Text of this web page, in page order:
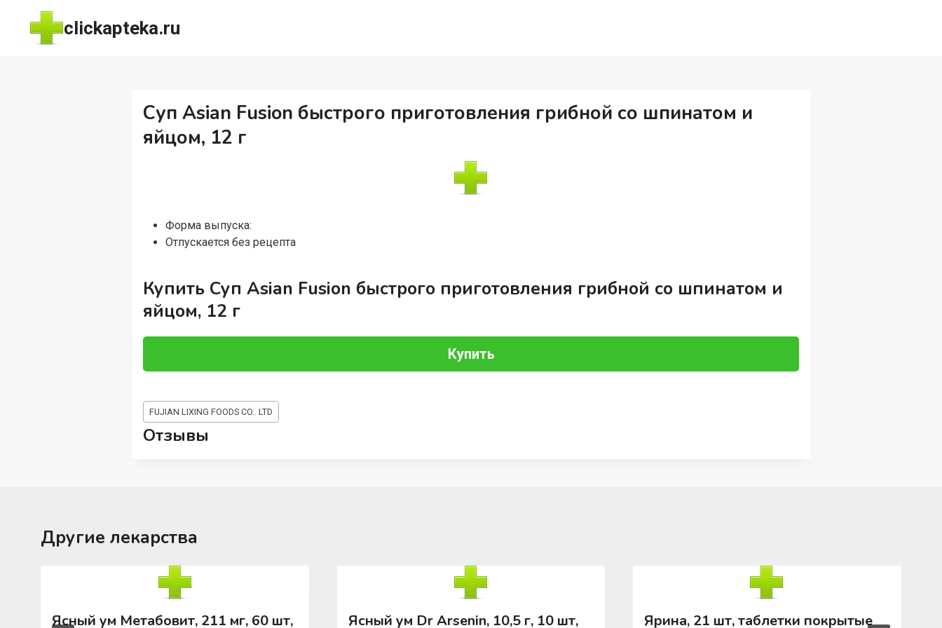
Перейти
содержимому
clickapteka.ru
Суп Asian Fusion быстрого приготовления грибной со шпинатом и
яйцом, 12 г
Форма выпуска:
Отпускается без рецепта
Купить Суп Asian Fusion быстрого приготовления грибной со шпинатом и
яйцом, 12 г
Купить
Метки
записи:
FUJIAN LIXING FOODS CO.. LTD
Отзывы
Другие лекарства
Ясный ум Метабовит, 211 мг, 60 шт, Ясный ум Dr Arsenin, 10,5 г, 10 шт, Ярина, 21 шт, таблетки покрытые